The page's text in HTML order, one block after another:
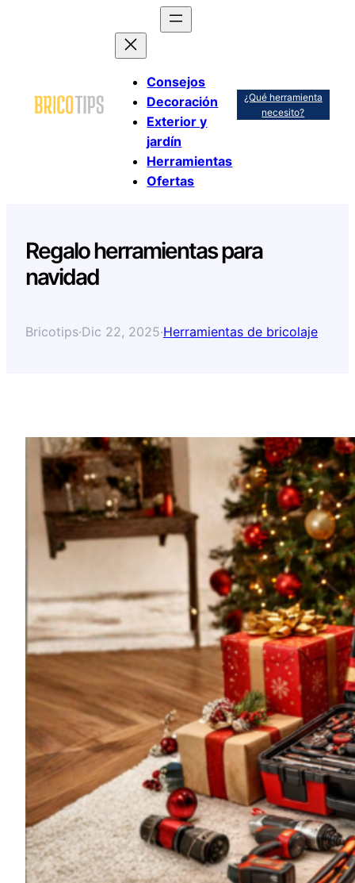
Consejos
Decoración
Exterior y
jardín
Herramientas
Ofertas
¿Qué herramienta
necesito?
Regalo herramientas para
navidad
Bricotips·Dic 22, 2025·Herramientas de bricolaje